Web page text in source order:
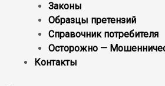
Законы
Образцы претензий
Справочник потребителя
Осторожно —
Контакты